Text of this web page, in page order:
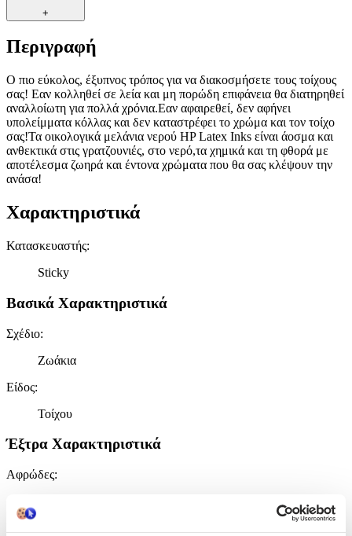
+
Περιγραφή
Ο πιο εύκολος, έξυπνος τρόπος για να διακοσμήσετε τους τοίχους
σας! Εαν κολληθεί σε λεία και μη πορώδη επιφάνεια θα διατηρηθεί
αναλλοίωτη για πολλά χρόνια.Εαν αφαιρεθεί, δεν αφήνει
υπολείμματα κόλλας και δεν καταστρέφει το χρώμα και τον τοίχο
σας!Τα οικολογικά μελάνια νερού HP Latex Inks είναι άοσμα και
ανθεκτικά στις γρατζουνιές, στο νερό,τα χημικά και τη φθορά με
αποτέλεσμα ζωηρά και έντονα χρώματα που θα σας κλέψουν την
ανάσα!
Χαρακτηριστικά
Κατασκευαστής:
Sticky
Βασικά Χαρακτηριστικά
Σχέδιο:
Ζωάκια
Είδος:
Τοίχου
Έξτρα Χαρακτηριστικά
Αφρώδες: